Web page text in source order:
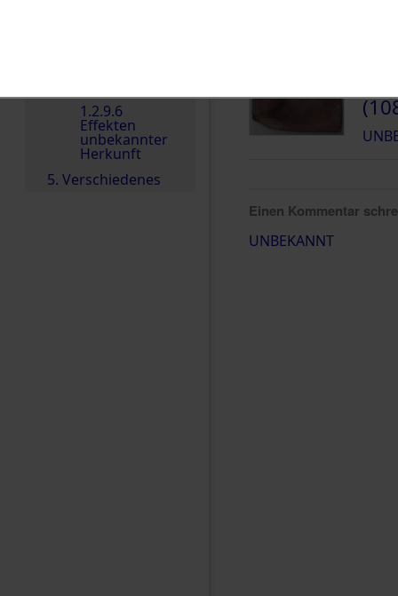
1.2.9.6
Effekten
unbekannter
Herkunft
5. Verschiedenes
Einen Kommentar
UNBEKANNT